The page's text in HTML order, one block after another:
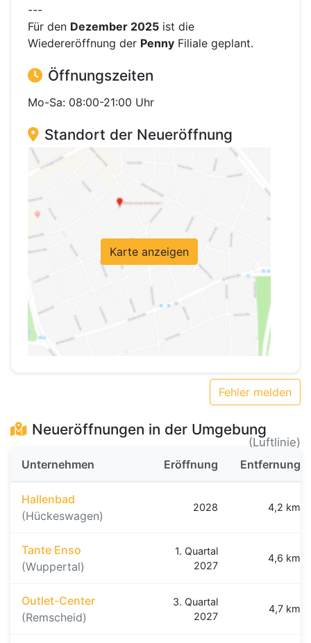
---
Für den Dezember 2025 ist die
Wiedereröffnung der Penny Filiale geplant.
Öffnungszeiten
Mo-Sa: 08:00-21:00 Uhr
Standort der Neueröffnung
Karte anzeigen
Fehler melden
Neueröffnungen in der Umgebung
(Luftlinie)
Unternehmen
Eröffnung Entfernung
Hallenbad
(Hückeswagen)
2028 4,2 km
Tante Enso
(Wuppertal)
1. Quartal
2027
4,6 km
Outlet-Center
(Remscheid)
3. Quartal
2027
4,7 km